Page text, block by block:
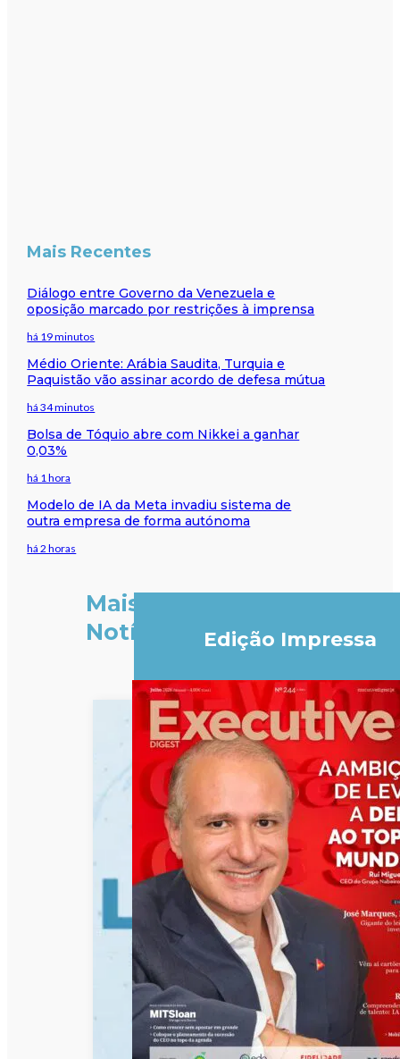
Mais Recentes
Diálogo entre Governo da Venezuela e
oposição marcado por restrições à imprensa
há 19 minutos
Médio Oriente: Arábia Saudita, Turquia e
Paquistão vão assinar acordo de defesa mútua
há 34 minutos
Bolsa de Tóquio abre com Nikkei a ganhar
0,03%
há 1 hora
Modelo de IA da Meta invadiu sistema de
outra empresa de forma autónoma
há 2 horas
Mais
Notícias
Edição Impressa